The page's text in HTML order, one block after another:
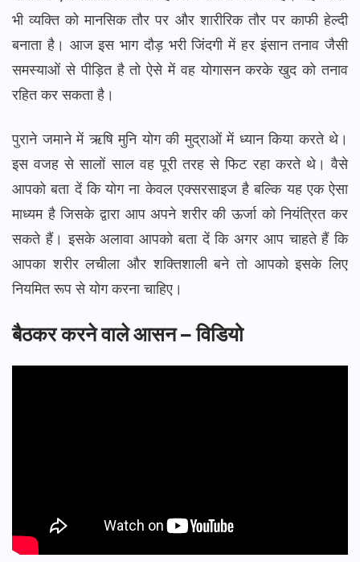
भी व्यक्ति को मानसिक तौर पर और शारीरिक तौर पर काफी हेल्दी
बनाता है। आज इस भाग दौड़ भरी जिंदगी में हर इंसान तनाव जैसी
समस्याओं से पीड़ित है तो ऐसे में वह योगासन करके खुद को तनाव
रहित कर सकता है।
पुराने जमाने में ऋषि मुनि योग की मुद्राओं में ध्यान किया करते थे।
इस वजह से सालों साल वह पूरी तरह से फिट रहा करते थे। वैसे
आपको बता दें कि योग ना केवल एक्सरसाइज है बल्कि यह एक ऐसा
माध्यम है जिसके द्वारा आप अपने शरीर की ऊर्जा को नियंत्रित कर
सकते हैं। इसके अलावा आपको बता दें कि अगर आप चाहते हैं कि
आपका शरीर लचीला और शक्तिशाली बने तो आपको इसके लिए
नियमित रूप से योग करना चाहिए।
बैठकर करने वाले आसन – विडियो